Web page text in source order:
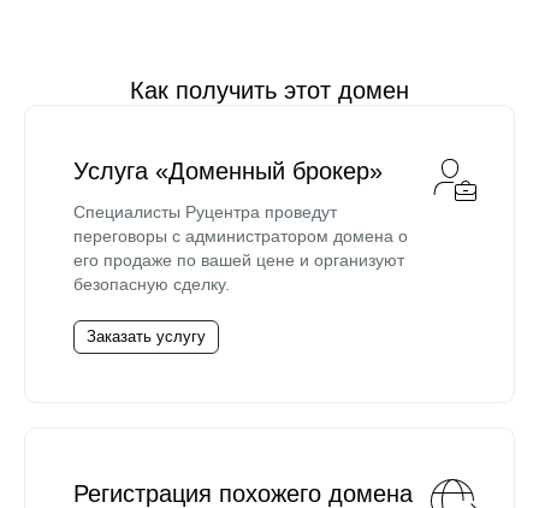
Как получить этот домен
Услуга «Доменный брокер»
Специалисты Руцентра проведут
переговоры с администратором домена о
его продаже по вашей цене и организуют
безопасную сделку.
Заказать услугу
Регистрация похожего домена